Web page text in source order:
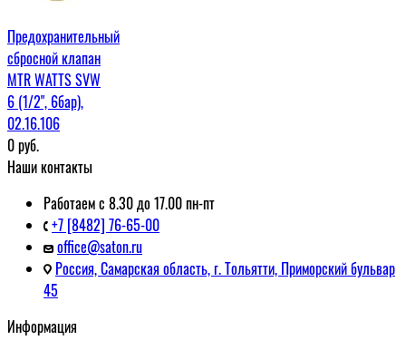
Предохранительный
сбросной клапан
MTR WATTS SVW
6 (1/2", 6бар),
02.16.106
0руб.
Наши контакты
Работаем с 8.30 до 17.00 пн-пт
+7 [8482] 76-65-00
office@saton.ru
Россия, Самарская область, г. Тольятти, Приморский бульвар
45
Информация